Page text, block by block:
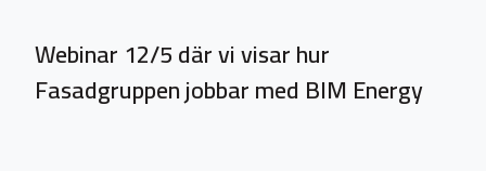
Webinar 12/5 där vi visar hur
Fasadgruppen jobbar med BIM Energy